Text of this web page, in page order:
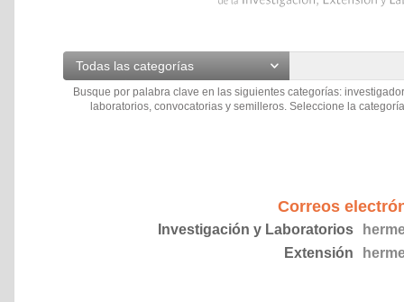
Todas las categorías
Busque por palabra clave en las siguientes categorías:
laboratorios, convocatorias y semilleros. Seleccione la
Correos
Investigación y Laboratorios
Extensión